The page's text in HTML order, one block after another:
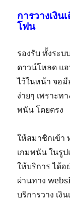
การวางเงิ
โฟน
รองรับ ทั้งระ
ดาวน์โหลด แ
ไว้ในหน้า จอ
ง่ายๆ เพราะท
พนัน โดยตรง
ให้สมาชิกเข้า
เกมพนัน ในรูป
ให้บริการ ได้
ผ่านทาง
บริการวาง เงิ